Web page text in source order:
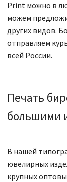
Print можно в
можем
других видов.
отправляем
всей России.
Печать
большими
В нашей
ювелирных
крупных